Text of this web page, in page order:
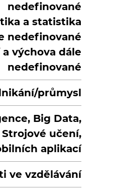
nedefinované
a statistika
nedefinované
výchova dále
nedefinované
průmysl
Big Data,
učení,
aplikací
ve vzdělávání